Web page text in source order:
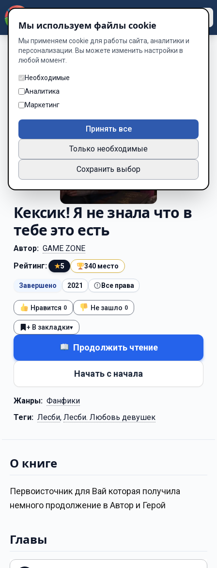
Кексик! Я не знала что в
тебе это есть
Автор: GAME ZONE
Рейтинг:
★5 340 место
Завершено 2021 Все права
Нравится 0 Не зашло 0
+ В закладки▾
Продолжить чтение
Начать с начала
Жанры: Фанфики
Теги: Лесби, Лесби. Любовь девушек
О книге
Первоисточник для Вай которая получила
немного продолжение в Автор и Герой
Главы
Мы используем файлы cookie
Мы применяем cookie для работы сайта, аналитики и
персонализации. Вы можете изменить настройки в
любой момент.
Необходимые
Аналитика
Маркетинг
Принять все
Только необходимые
Сохранить выбор